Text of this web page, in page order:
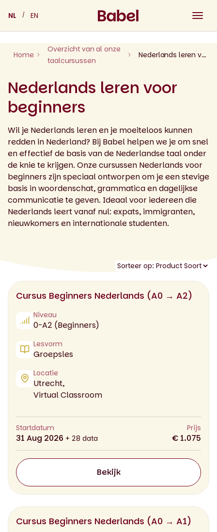
content
NL EN
Home
Overzicht van al onze
taalcursussen
Nederlands leren voor beginners
Nederlands leren voor
beginners
Wil je Nederlands leren en je moeiteloos kunnen
redden in Nederland? Bij Babel helpen we je om snel
en effectief de basis van de Nederlandse taal onder
de knie te krijgen. Onze cursussen Nederlands voor
beginners zijn speciaal ontworpen om je een stevige
basis in woordenschat, grammatica en dagelijkse
communicatie te geven. Ideaal voor iedereen die
Nederlands leert vanaf nul: expats, immigranten,
nieuwkomers en internationale studenten.
Cursus Beginners Nederlands (A0 → A2)
Niveau
0-A2 (Beginners)
Lesvorm
Groepsles
Locatie
Utrecht,
Virtual Classroom
Startdatum
31 Aug 2026 + 28 data
Prijs
€ 1.075
Bekijk
Cursus Beginners Nederlands (A0 → A1)